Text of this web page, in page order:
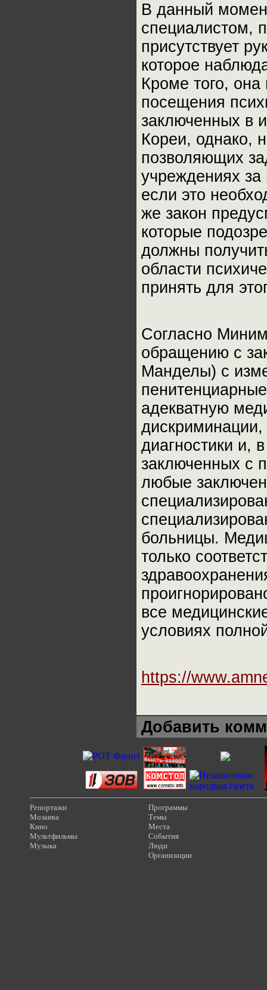
В данный
специалистом,
присутствует
которое
Кроме того,
посещения
заключенных в
Кореи, однако,
позволяющих
учреждениях
если это
же закон
которые
должны
области
принять для
Согласно
обращению с
Манделы) с
адекватную
диагностики и,
заключенных с
любые
больницы.
только
все
условиях
https://
Добавить
Репортажи
Мозаика
Кино
Мультфильмы
Музыка
Программы
Темы
Места
События
Люди
Организации